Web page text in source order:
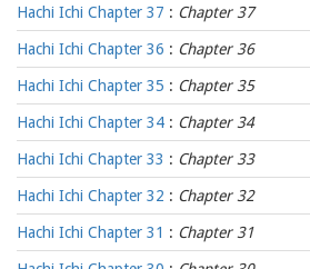
Hachi Ichi Chapter 37 : Chapter 37
Hachi Ichi Chapter 36 : Chapter 36
Hachi Ichi Chapter 35 : Chapter 35
Hachi Ichi Chapter 34 : Chapter 34
Hachi Ichi Chapter 33 : Chapter 33
Hachi Ichi Chapter 32 : Chapter 32
Hachi Ichi Chapter 31 : Chapter 31